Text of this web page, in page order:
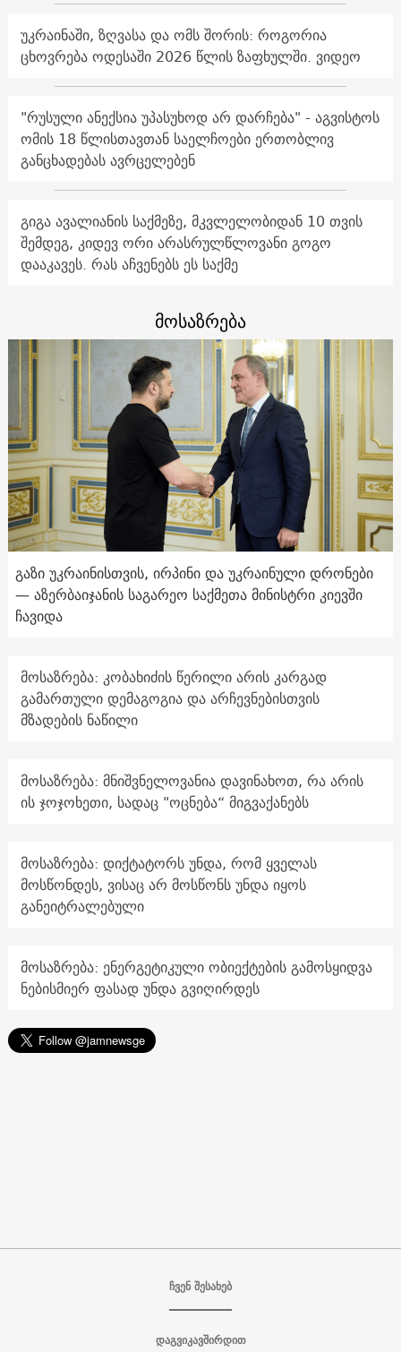
უკრაინაში, ზღვასა და ომს შორის: როგორია
ცხოვრება ოდესაში 2026 წლის ზაფხულში. ვიდეო
"რუსული ანექსია უპასუხოდ არ დარჩება" - აგვისტოს
ომის 18 წლისთავთან საელჩოები ერთობლივ
განცხადებას ავრცელებენ
გიგა ავალიანის საქმეზე, მკვლელობიდან 10 თვის
შემდეგ, კიდევ ორი არასრულწლოვანი გოგო
დააკავეს. რას აჩვენებს ეს საქმე
მოსაზრება
გაზი უკრაინისთვის, ირპინი და უკრაინული დრონები
— აზერბაიჯანის საგარეო საქმეთა მინისტრი კიევში
ჩავიდა
მოსაზრება: კობახიძის წერილი არის კარგად
გამართული დემაგოგია და არჩევნებისთვის
მზადების ნაწილი
მოსაზრება: მნიშვნელოვანია დავინახოთ, რა არის
ის ჯოჯოხეთი, სადაც "ოცნება“ მიგვაქანებს
მოსაზრება: დიქტატორს უნდა, რომ ყველას
მოსწონდეს, ვისაც არ მოსწონს უნდა იყოს
განეიტრალებული
მოსაზრება: ენერგეტიკული ობიექტების გამოსყიდვა
ნებისმიერ ფასად უნდა გვიღირდეს
ჩვენ შესახებ
დაგვიკავშირდით